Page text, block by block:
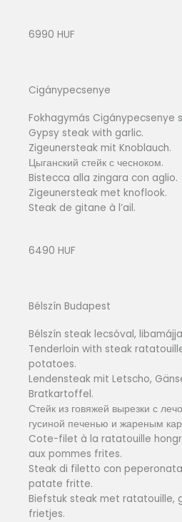
6990 HUF
Cigánypecsenye
Fokhagymás Cigánypecsenye
Gypsy steak with garlic.
Zigeunersteak mit Knoblauch.
Цыганский стейк с чесноком.
Bistecca alla zingara con aglio.
Zigeunersteak met knoflook.
Steak de gitane à l’ail.
6490 HUF
Bélszín Budapest
Bélszín steak lecsóval,
Tenderloin with steak
potatoes.
Lendensteak mit Letscho,
Bratkartoffel.
Стейк из говяжей вырезки с
гусиной печенью и жареным
Cote-filet à la ratatouille
aux pommes frites.
Steak di filetto con
patate fritte.
Biefstuk steak met ratatouille,
frietjes.